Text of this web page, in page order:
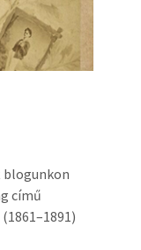
blogunkon
című